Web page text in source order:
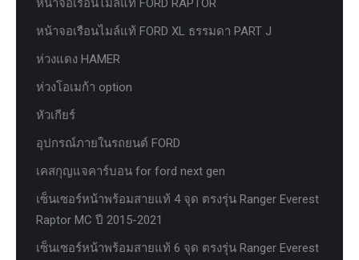
หน้าจอเรือนไมล์แท้ FORD RAPTOR
หน้าจอเรือนไมล์แท้ FORD XL ธรรมดา PART J
ห่วงแดง HAMER
ห่วงโอเมก้า option
หัวเกียร์
อุปกรณ์ภายในรถยนต์ FORD
เคสกุญแจคาร์บอน for ford next gen
เซ็นเซอร์หน้าพร้อมสายแท้ 4 จุด ตรงรุ่น Ranger Everest
Raptor MC ปี 2015-2021
เซ็นเซอร์หน้าพร้อมสายแท้ 6 จุด ตรงรุ่น Ranger Everest